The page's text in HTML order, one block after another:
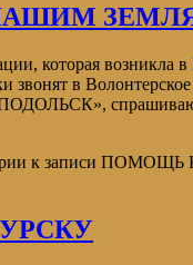
которая возникла в
звонят в
к записи ПОМОЩЬ